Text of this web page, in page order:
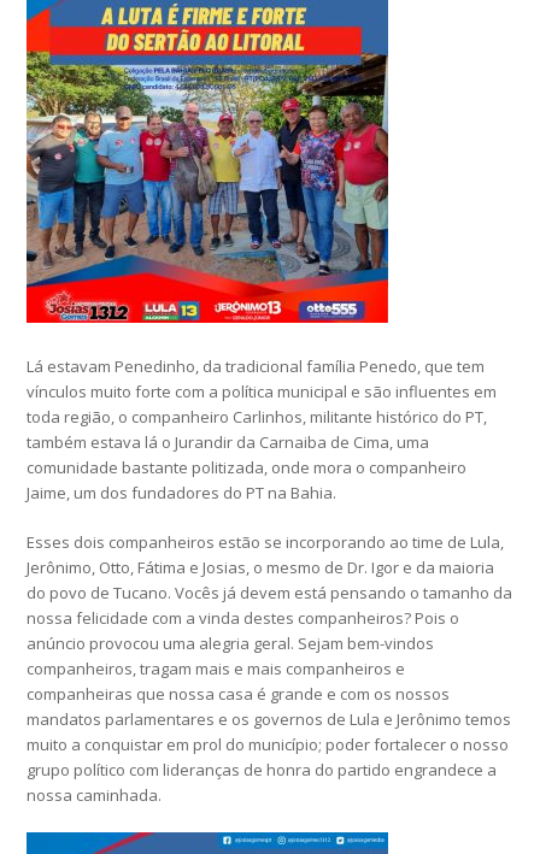
Lá estavam Penedinho, da tradicional família Penedo, que tem
vínculos muito forte com a política municipal e são influentes em
toda região, o companheiro Carlinhos, militante histórico do PT,
também estava lá o Jurandir da Carnaiba de Cima, uma
comunidade bastante politizada, onde mora o companheiro
Jaime, um dos fundadores do PT na Bahia.
Esses dois companheiros estão se incorporando ao time de Lula,
Jerônimo, Otto, Fátima e Josias, o mesmo de Dr. Igor e da maioria
do povo de Tucano. Vocês já devem está pensando o tamanho da
nossa felicidade com a vinda destes companheiros? Pois o
anúncio provocou uma alegria geral. Sejam bem-vindos
companheiros, tragam mais e mais companheiros e
companheiras que nossa casa é grande e com os nossos
mandatos parlamentares e os governos de Lula e Jerônimo temos
muito a conquistar em prol do município; poder fortalecer o nosso
grupo político com lideranças de honra do partido engrandece a
nossa caminhada.